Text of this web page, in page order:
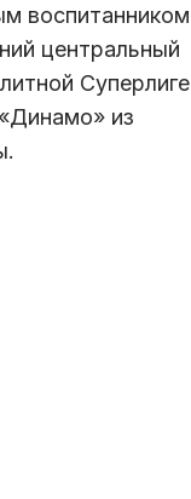
центральный
из